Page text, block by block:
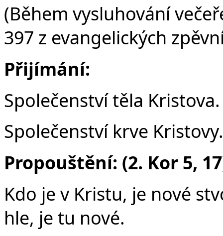
(Během vysluhování
397 z evangelických
Přijímání:
Společenství těla Kristova.
Společenství krve Kristovy.
Propouštění: (2. Kor 5,
Kdo je v Kristu, je nové
hle, je tu nové.